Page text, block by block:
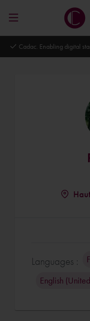
Languages :
English